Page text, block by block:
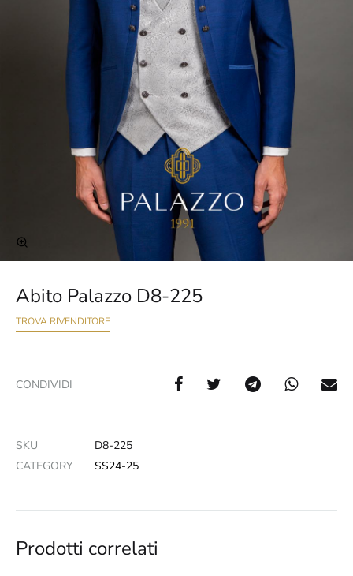
Abito Palazzo D8-225
TROVA RIVENDITORE
CONDIVIDI
SKU
D8-225
CATEGORY
SS24-25
Prodotti correlati